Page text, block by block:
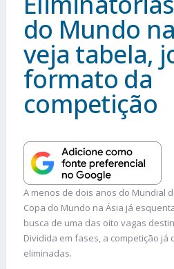
do Mundo
veja tabela,
formato da
competição
A menos de dois anos do Mundial
Copa do Mundo na Ásia já
busca de uma das oito vagas
Dividida em fases, a competição já
eliminadas.